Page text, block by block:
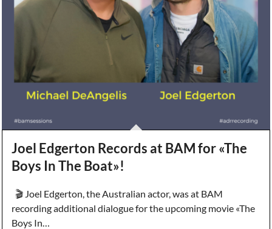
Joel Edgerton Records at BAM for «The
Boys In The Boat»!
🎬 Joel Edgerton, the Australian actor, was at BAM
recording additional dialogue for the upcoming movie «The
Boys In…